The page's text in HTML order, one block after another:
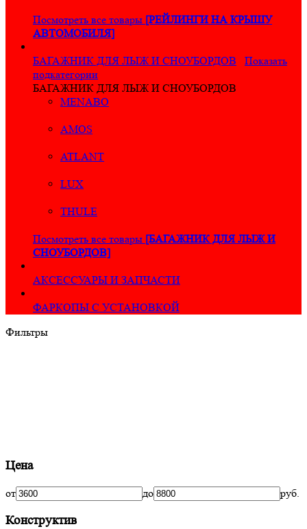
Посмотреть все товары [РЕЙЛИНГИ НА КРЫШУ
АВТОМОБИЛЯ]
БАГАЖНИК ДЛЯ ЛЫЖ И СНОУБОРДОВ
Показать
подкатегории
БАГАЖНИК ДЛЯ ЛЫЖ И СНОУБОРДОВ
MENABO
AMOS
ATLANT
LUX
THULE
Посмотреть все товары [БАГАЖНИК ДЛЯ ЛЫЖ И
СНОУБОРДОВ]
АКСЕССУАРЫ И ЗАПЧАСТИ
ФАРКОПЫ С УСТАНОВКОЙ
Фильтры
Цена
от до руб.
Конструктив